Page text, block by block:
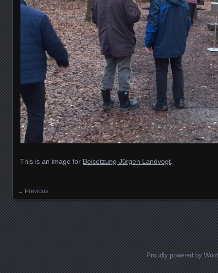
This is an image for Beisetzung Jürgen Landvogt
Images navigation
← Previous
Proudly powered by